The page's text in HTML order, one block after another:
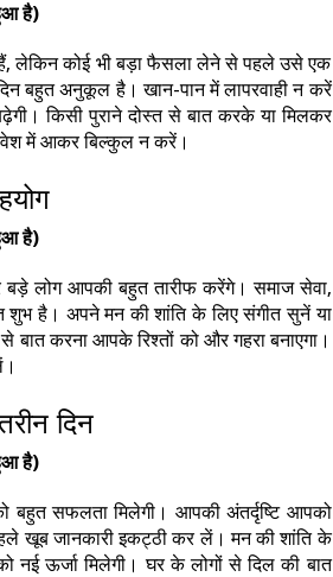
है)
कोई भी बड़ा फैसला लेने से पहले उसे एक
बहुत अनुकूल है। खान-पान में लापरवाही न करें
किसी पुराने दोस्त से बात करके या मिलकर
में आकर बिल्कुल न करें।
है)
लोग आपकी बहुत तारीफ करेंगे। समाज सेवा,
शुभ है। अपने मन की शांति के लिए संगीत सुनें या
बात करना आपके रिश्तों को और गहरा बनाएगा।
दिन
है)
बहुत सफलता मिलेगी। आपकी अंतर्दृष्टि आपको
खूब जानकारी इकट्ठी कर लें। मन की शांति के
ऊर्जा मिलेगी। घर के लोगों से दिल की बात